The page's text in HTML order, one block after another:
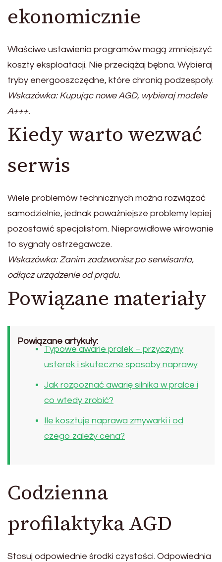
ekonomicznie
Właściwe ustawienia programów mogą zmniejszyć
koszty eksploatacji. Nie przeciążaj bębna. Wybieraj
tryby energooszczędne, które chronią podzespoły.
Wskazówka: Kupując nowe AGD, wybieraj modele
A+++.
Kiedy warto wezwać
serwis
Wiele problemów technicznych można rozwiązać
samodzielnie, jednak poważniejsze problemy lepiej
pozostawić specjalistom. Nieprawidłowe wirowanie
to sygnały ostrzegawcze.
Wskazówka: Zanim zadzwonisz po serwisanta,
odłącz urządzenie od prądu.
Powiązane materiały
Powiązane artykuły:
Typowe awarie pralek – przyczyny
usterek i skuteczne sposoby naprawy
Jak rozpoznać awarię silnika w pralce i
co wtedy zrobić?
Ile kosztuje naprawa zmywarki i od
czego zależy cena?
Codzienna
profilaktyka AGD
Stosuj odpowiednie środki czystości. Odpowiednia